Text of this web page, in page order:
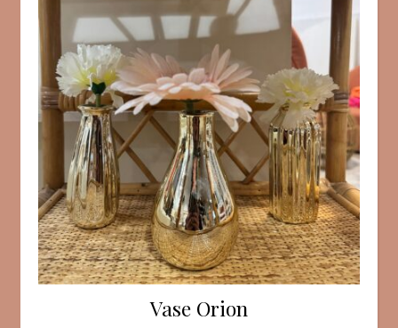
Vase Orion